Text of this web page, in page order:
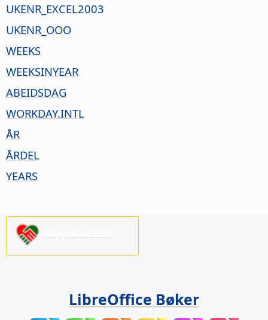
UKENR_EXCEL2003
UKENR_OOO
WEEKS
WEEKSINYEAR
ABEIDSDAG
WORKDAY.INTL
ÅR
ÅRDEL
YEARS
LibreOffice Bøker